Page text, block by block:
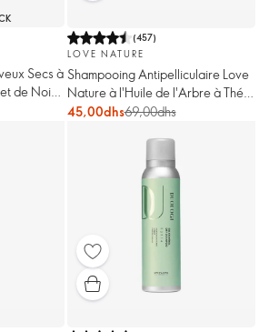
Secs à
de Noix
(457)
LOVE NATURE
Shampooing Antipelliculaire Love
Nature à l'Huile de l'Arbre à Thé
et à l'Extrait Naturel d'Aloe Vera
45,00dhs69,00dhs